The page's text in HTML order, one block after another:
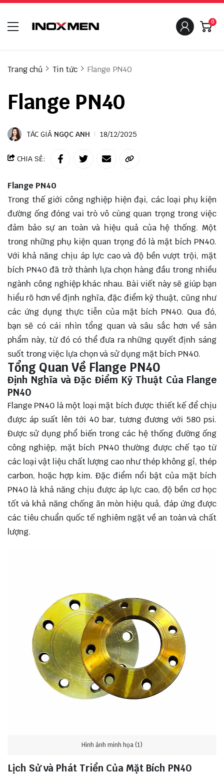
0
Trang chủ Tin tức Flange PN40
Flange PN40
TÁC GIẢ NGỌC ANH 18/12/2025
CHIA SẺ:
Flange PN40
Trong thế giới công nghiệp hiện đại, các loại phụ kiện
đường ống đóng vai trò vô cùng quan trọng trong việc
đảm bảo sự an toàn và hiệu quả của hệ thống. Một
trong những phụ kiện quan trọng đó là mặt bích PN40.
Với khả năng chịu áp lực cao và độ bền vượt trội, mặt
bích PN40 đã trở thành lựa chọn hàng đầu trong nhiều
ngành công nghiệp khác nhau. Bài viết này sẽ giúp bạn
hiểu rõ hơn về định nghĩa, đặc điểm kỹ thuật, cũng như
các ứng dụng thực tiễn của mặt bích PN40. Qua đó,
bạn sẽ có cái nhìn tổng quan và sâu sắc hơn về sản
phẩm này, từ đó có thể đưa ra những quyết định sáng
suốt trong việc lựa chọn và sử dụng mặt bích PN40.
Tổng Quan Về Flange PN40
Định Nghĩa và Đặc Điểm Kỹ Thuật Của Flange
PN40
Flange PN40 là một loại mặt bích được thiết kế để chịu
được áp suất lên tới 40 bar, tương đương với 580 psi.
Được sử dụng phổ biến trong các hệ thống đường ống
công nghiệp, mặt bích PN40 thường được chế tạo từ
các loại vật liệu chất lượng cao như thép không gỉ, thép
carbon, hoặc hợp kim. Đặc điểm nổi bật của mặt bích
PN40 là khả năng chịu được áp lực cao, độ bền cơ học
tốt và khả năng chống ăn mòn hiệu quả, đáp ứng được
các tiêu chuẩn quốc tế nghiêm ngặt về an toàn và chất
lượng.
Hình ảnh minh họa (1)
Lịch Sử và Phát Triển Của Mặt Bích PN40